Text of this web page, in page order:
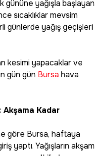
gününe yağışla başlayan
sıcaklıklar mevsim
günlerde yağış geçişleri
kesimi yapacaklar ve
gün gün Bursa hava
Kadar
göre Bursa, haftaya
yaptı. Yağışların akşam